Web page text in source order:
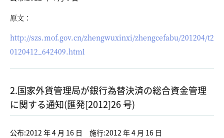
原文：
http://szs.mof.gov.cn/zhengwuxinxi/zhengcefabu/201204/t2
0120412_642409.html
2.国家外貨管理局が銀行為替決済の総合資金管理
に関する通知(匯発[2012]26 号)
公布:2012 年 4 月 16 日 施行:2012 年 4 月 16 日